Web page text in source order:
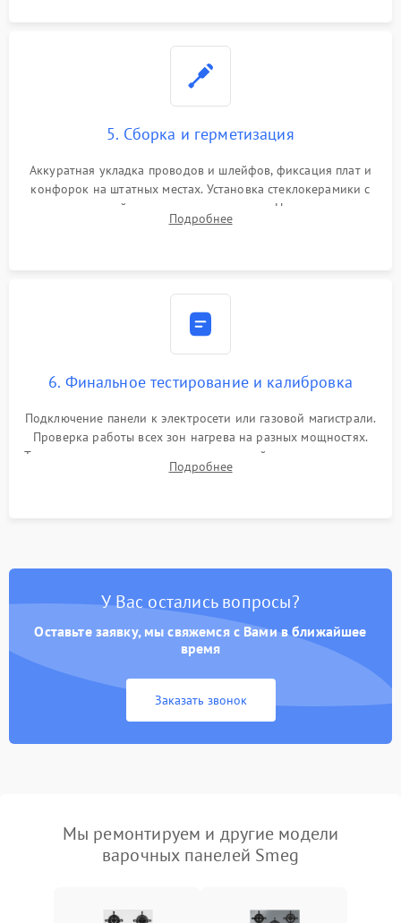
5. Сборка и герметизация
Аккуратная укладка проводов и шлейфов, фиксация плат и
конфорок на штатных местах. Установка стеклокерамики с
проверкой равномерности зазоров. Нанесение
термостойкого герметика или укладка уплотнительной
Подробнее
6. Финальное тестирование и калибровка
Подключение панели к электросети или газовой магистрали.
Проверка работы всех зон нагрева на разных мощностях.
Тестирование сенсорного управления, таймера, индикаторов
остаточного тепла и систем защиты от перегрева.
Подробнее
У Вас остались вопросы?
Оставьте заявку, мы свяжемся с Вами в ближайшее
время
Заказать звонок
Мы ремонтируем и другие модели
варочных панелей Smeg